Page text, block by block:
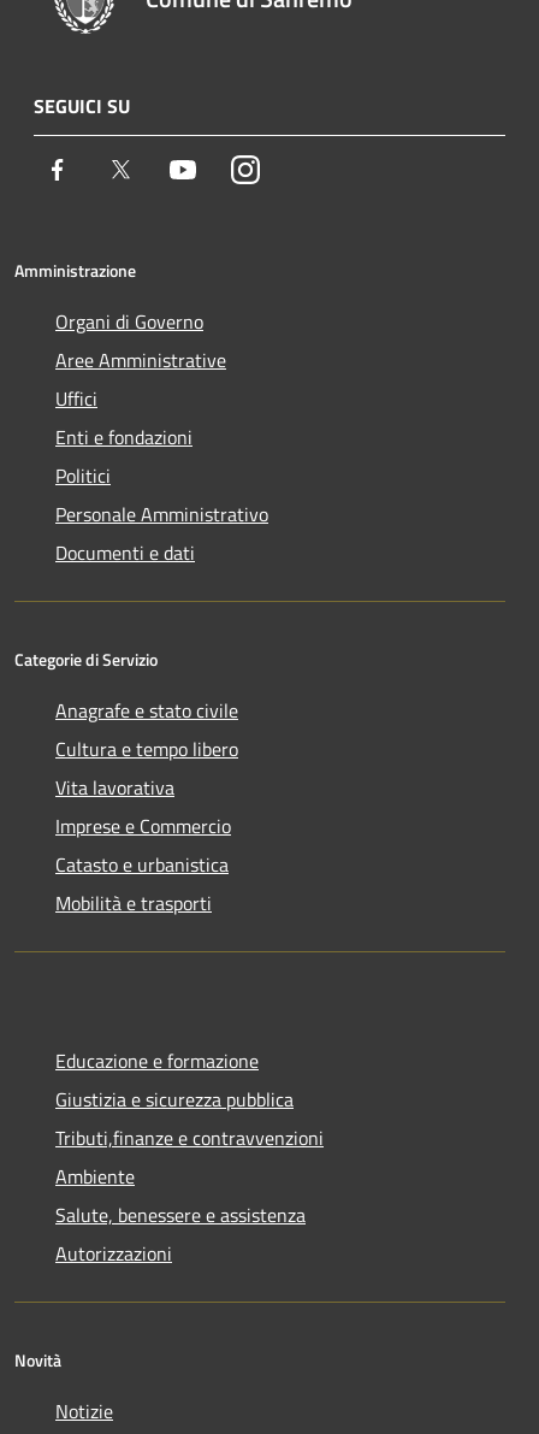
SEGUICI SU
Facebook Twitter YoutubeInstagram
Amministrazione
Organi di Governo
Aree Amministrative
Uffici
Enti e fondazioni
Politici
Personale Amministrativo
Documenti e dati
Categorie di Servizio
Anagrafe e stato civile
Cultura e tempo libero
Vita lavorativa
Imprese e Commercio
Catasto e urbanistica
Mobilità e trasporti
Educazione e formazione
Giustizia e sicurezza pubblica
Tributi,finanze e contravvenzioni
Ambiente
Salute, benessere e assistenza
Autorizzazioni
Novità
Notizie